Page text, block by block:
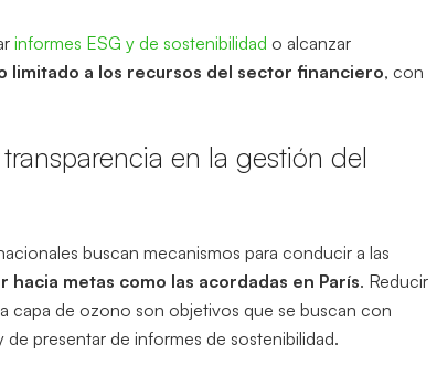
informes ESG y de sostenibilidad o alcanzar
limitado a los recursos del sector financiero, con
en la gestión del
buscan mecanismos para conducir a las
hacia metas como las acordadas en París. Reducir
capa de ozono son objetivos que se buscan con
presentar de informes de sostenibilidad.